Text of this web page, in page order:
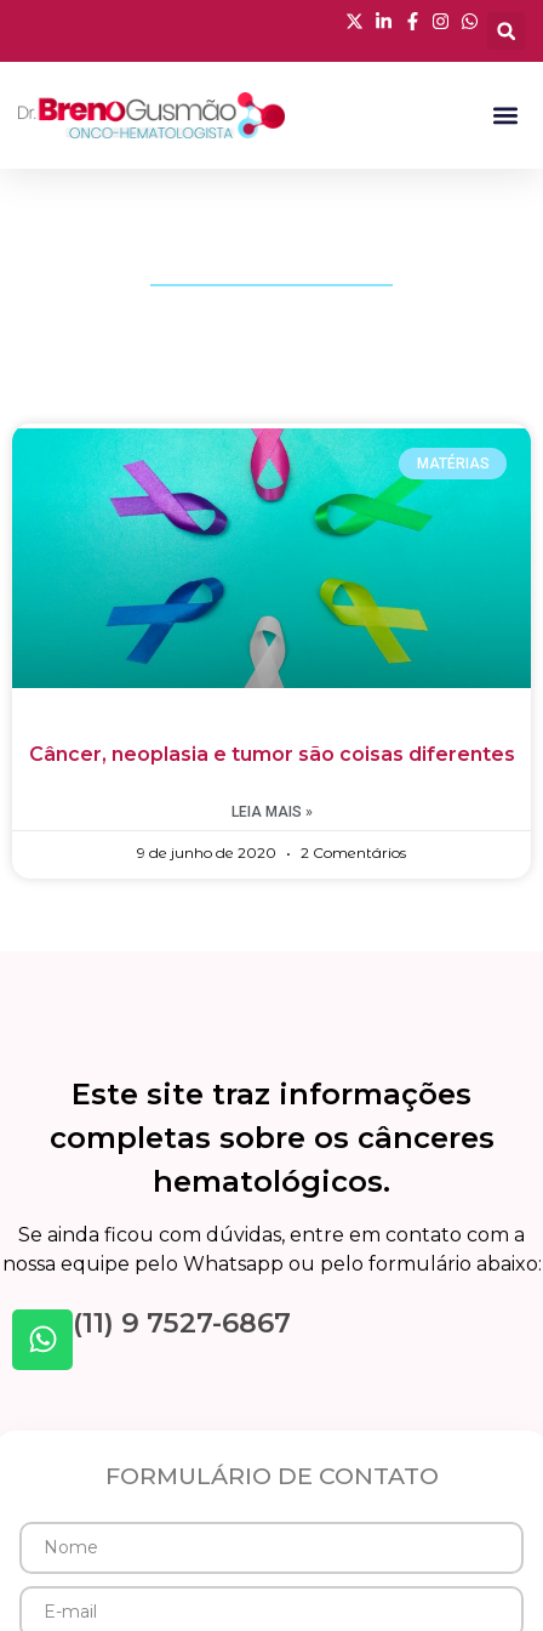
MATÉRIAS
Câncer, neoplasia e tumor são coisas diferentes
LEIA MAIS »
9 de junho de 2020 2 Comentários
Este site traz informações
completas sobre os cânceres
hematológicos.
Se ainda ficou com dúvidas, entre em contato com a
nossa equipe pelo Whatsapp ou pelo formulário abaixo:
(11) 9 7527-6867
FORMULÁRIO DE CONTATO
Nome